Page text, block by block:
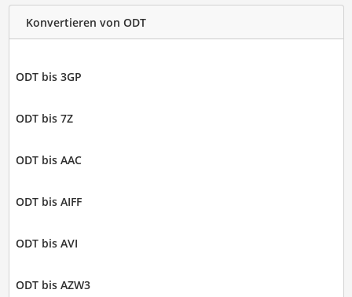
Konvertieren von ODT
ODT bis 3GP
ODT bis 7Z
ODT bis AAC
ODT bis AIFF
ODT bis AVI
ODT bis AZW3